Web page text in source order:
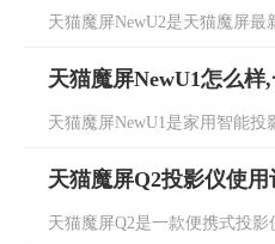
天猫魔屏NewU2是天猫魔屏
天猫魔屏NewU1怎么
天猫魔屏NewU1是家用智能
天猫魔屏Q2投影仪使
天猫魔屏Q2是一款便携式投